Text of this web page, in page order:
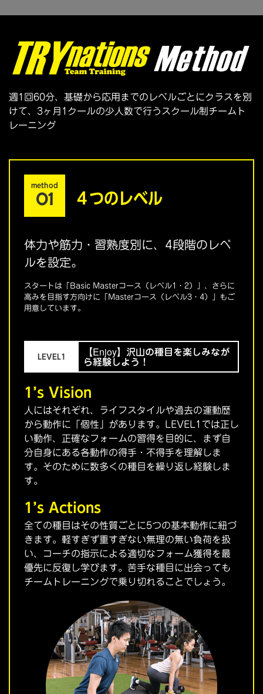
週1回60分、基礎から応用までのレベルごとにクラスを別
けて、 3ヶ月1クールの少人数で行うスクール制チームト
レーニング
method
01 ４つのレベル
体力や筋力・習熟度別に、4段階のレベ
ルを設定。
スタートは「Basic Masterコース（レベル1・2）」、さらに
高みを目指す方向けに「Masterコース（レベル3・4）」もご
用意しています。
LEVEL1 【Enjoy】沢山の種目を楽しみなが
ら経験しよう！
1’s Vision
人にはそれぞれ、ライフスタイルや過去の運動歴
から動作に「個性」があります。LEVEL1では正し
い動作、正確なフォームの習得を目的に、まず自
分自身にある各動作の得手・不得手を理解しま
す。そのために数多くの種目を繰り返し経験しま
す。
1’s Actions
全ての種目はその性質ごとに5つの基本動作に紐づ
きます。軽すぎず重すぎない無理の無い負荷を扱
い、コーチの指示による適切なフォーム獲得を最
優先に反復し学びます。苦手な種目に出会っても
チームトレーニングで乗り切れることでしょう。